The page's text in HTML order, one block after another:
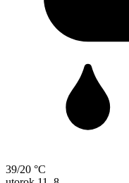
39/20 °C